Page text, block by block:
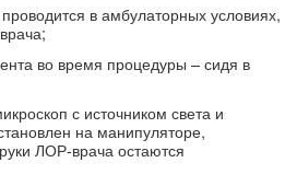
в амбулаторных условиях,
во время процедуры – сидя в
с источником света и
на манипуляторе,
ЛОР-врача остаются